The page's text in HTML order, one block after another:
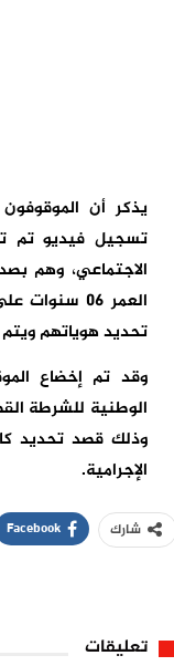
يذكر أن
تسجيل فيديو تم
الاجتماعي، وهم
العمر 06
تحديد هوياتهم
وقد تم إخضاع
الوطنية للشرطة
وذلك قصد تحديد
الإجرامية.
شارك Facebook
تعليقات